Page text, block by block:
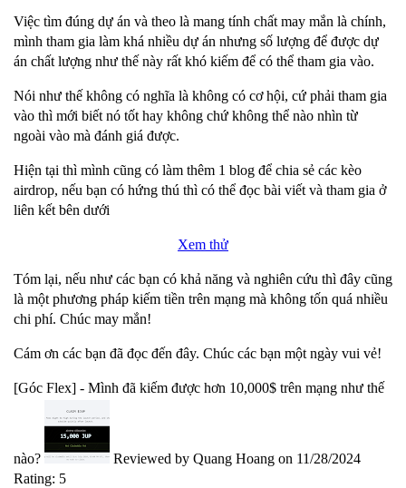
Việc tìm đúng dự án và theo là mang tính chất may mắn là chính,
mình tham gia làm khá nhiều dự án nhưng số lượng để được dự
án chất lượng như thế này rất khó kiếm để có thể tham gia vào.
Nói như thế không có nghĩa là không có cơ hội, cứ phải tham gia
vào thì mới biết nó tốt hay không chứ không thể nào nhìn từ
ngoài vào mà đánh giá được.
Hiện tại thì mình cũng có làm thêm 1 blog để chia sẻ các kèo
airdrop, nếu bạn có hứng thú thì có thể đọc bài viết và tham gia ở
liên kết bên dưới
Xem thử
Tóm lại, nếu như các bạn có khả năng và nghiên cứu thì đây cũng
là một phương pháp kiếm tiền trên mạng mà không tốn quá nhiều
chi phí. Chúc may mắn!
Cám ơn các bạn đã đọc đến đây. Chúc các bạn một ngày vui vẻ!
[Góc Flex] - Mình đã kiếm được hơn 10,000$ trên mạng như thế
nào? Reviewed by Quang Hoang on 11/28/2024
Rating: 5